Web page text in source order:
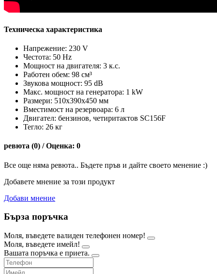
Техническа характеристика
Напрежение: 230 V
Честота: 50 Hz
Мощност на двигателя: 3 к.с.
Работен обем: 98 см³
Звукова мощност: 95 dB
Макс. мощност на генератора: 1 kW
Размери: 510х390х450 мм
Вместимост на резервоара: 6 л
Двигател: бензинов, четиритактов SC156F
Тегло: 26 кг
ревюта (0) / Оценка: 0
Все още няма ревюта.. Бъдете пръв и дайте своето менение :)
Добавете мнение за този продукт
Добави мнение
Бърза поръчка
Моля, въведете валиден телефонен номер!
Моля, въведете имейл!
Вашата поръчка е приета.